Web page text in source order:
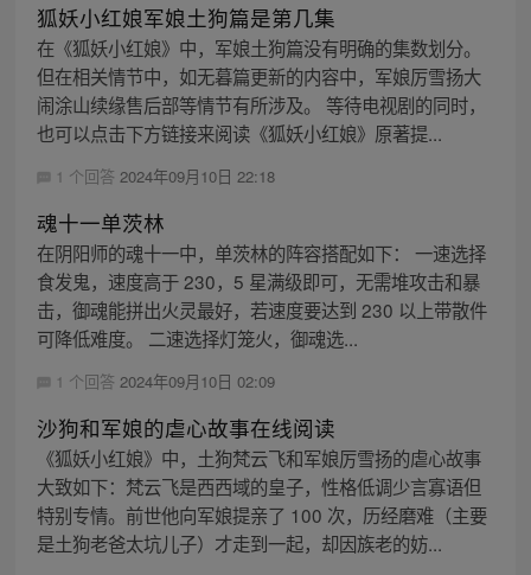
狐妖小红娘军娘土狗篇是第几集
在《狐妖小红娘》中，军娘土狗篇没有明确的集数划分。
但在相关情节中，如无暮篇更新的内容中，军娘厉雪扬大
闹涂山续缘售后部等情节有所涉及。 等待电视剧的同时，
也可以点击下方链接来阅读《狐妖小红娘》原著提...
1 个回答 2024年09月10日 22:18
魂十一单茨林
在阴阳师的魂十一中，单茨林的阵容搭配如下： 一速选择
食发鬼，速度高于 230，5 星满级即可，无需堆攻击和暴
击，御魂能拼出火灵最好，若速度要达到 230 以上带散件
可降低难度。 二速选择灯笼火，御魂选...
1 个回答 2024年09月10日 02:09
沙狗和军娘的虐心故事在线阅读
《狐妖小红娘》中，土狗梵云飞和军娘厉雪扬的虐心故事
大致如下：梵云飞是西西域的皇子，性格低调少言寡语但
特别专情。前世他向军娘提亲了 100 次，历经磨难（主要
是土狗老爸太坑儿子）才走到一起，却因族老的妨...